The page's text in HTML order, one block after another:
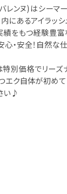
ンヌ)はシーマ
にあるアイラッシ
をもつ経験豊富
心・安全！自然な
別価格でリーズ
エク自体が初めて
い♪